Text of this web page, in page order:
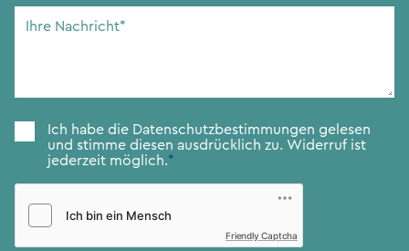
Adresse*
Zustimmung*
Ich habe die Datenschutzbestimmungen gelesen
und stimme diesen ausdrücklich zu. Widerruf ist
jederzeit möglich.*
Friendly Captcha